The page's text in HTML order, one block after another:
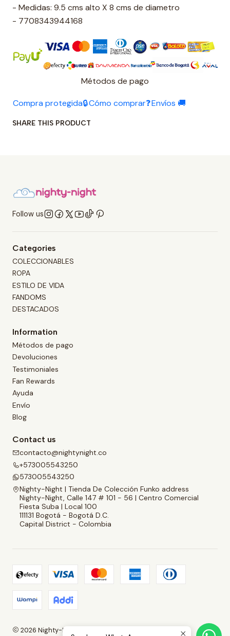
- Medidas: 9.5 cms alto X 8 cms de diametro
- 7708343944168
Métodos de pago
Compra protegida🔒Cómo comprar❓Envíos 🚚
SHARE THIS PRODUCT
Follow us
Categories
COLECCIONABLES
ROPA
ESTILO DE VIDA
FANDOMS
DESTACADOS
Information
Métodos de pago
Devoluciones
Testimoniales
Fan Rewards
Ayuda
Envío
Blog
Contact us
contacto@nightynight.co
+573005543250
573005543250
Nighty-Night | Tienda De Colección Funko address
Nighty-Night, Calle 147 # 101 - 56 | Centro Comercial
Fiesta Suba | Local 100
111131 Bogotá - Bogotá D.C.
Capital District - Colombia
2026 Nighty-Night | Tienda De Colección Funko.